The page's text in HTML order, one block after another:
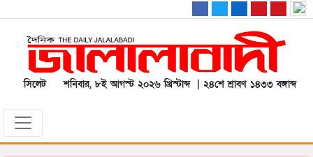
সিলেট শনিবার, ৮ই আগস্ট ২০২৬ খ্রিস্টাব্দ | ২৪শে শ্রাবণ ১৪৩৩ বঙ্গাব্দ